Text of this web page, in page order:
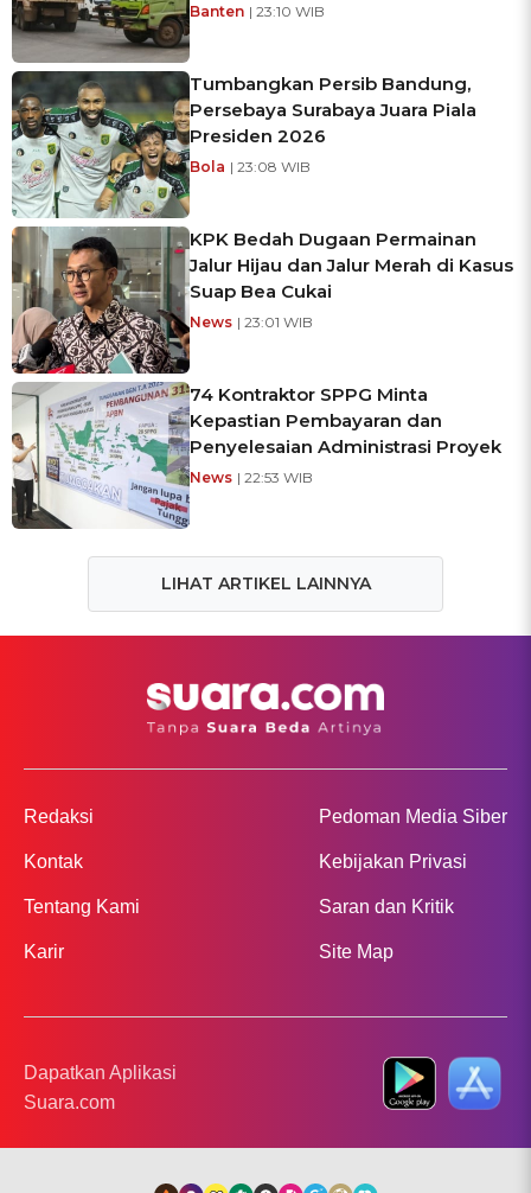
Banten | 23:10 WIB
Tumbangkan Persib Bandung,
Persebaya Surabaya Juara Piala
Presiden 2026
Bola | 23:08 WIB
KPK Bedah Dugaan Permainan
Jalur Hijau dan Jalur Merah di Kasus
Suap Bea Cukai
News | 23:01 WIB
74 Kontraktor SPPG Minta
Kepastian Pembayaran dan
Penyelesaian Administrasi Proyek
News | 22:53 WIB
LIHAT ARTIKEL LAINNYA
Redaksi
Kontak
Tentang Kami
Karir
Pedoman Media Siber
Kebijakan Privasi
Saran dan Kritik
Site Map
Dapatkan Aplikasi
Suara.com